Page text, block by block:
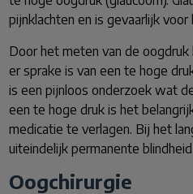
pijnklachten en is gevaarlijk voor
Door het meten van de
er sprake is van een te hoge
is een pijnloos onderzoek wat
een te hoge druk is het
medicatie te verlagen. Bij het
uiteindelijk permanente
Oogchirurgie